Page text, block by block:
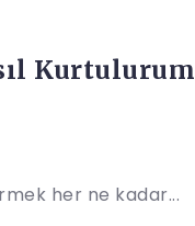
Kurtulurum
her ne kadar...